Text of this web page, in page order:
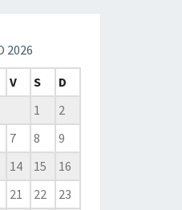
2026
V S
D
1
2
7 8
9
14 15
16
21 22
23